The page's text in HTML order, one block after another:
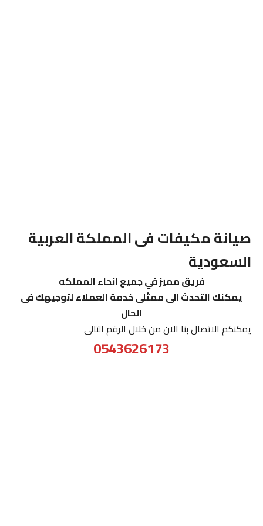
صيانة مكيفات فى المملكة العربية
السعودية
فريق مميز في جميع انحاء المملكه
يمكنك التحدث الى ممثلى خدمة العملاء لتوجيهك فى
الحال
يمكنكم الاتصال بنا الان من خلال الرقم التالى
0543626173